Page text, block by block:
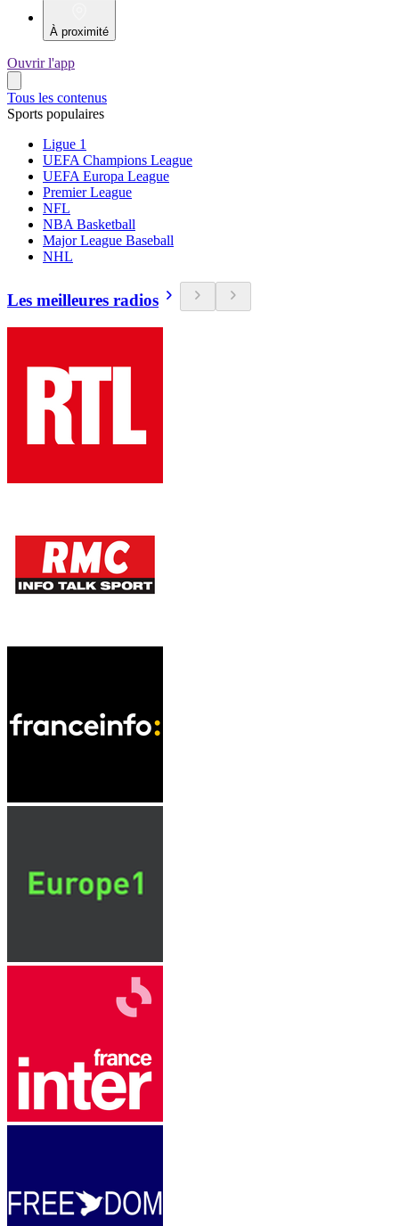
À proximité
Ouvrir l'app
Tous les contenus
Sports populaires
Ligue 1
UEFA Champions League
UEFA Europa League
Premier League
NFL
NBA Basketball
Major League Baseball
NHL
Les meilleures radios